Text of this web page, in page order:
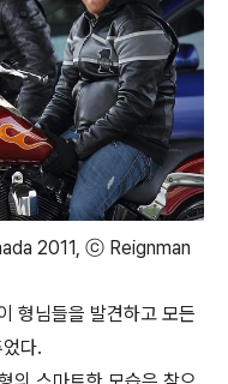
2011, ⓒ Reignman
형님들을 발견하고 모든
다.